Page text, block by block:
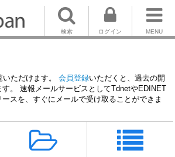
MENU
ログイン
検索
ただけます。 会員登録いただくと、過去の開
。 速報メールサービスとしてTdnetやEDINET
スを、すぐにメールで受け取ることができま